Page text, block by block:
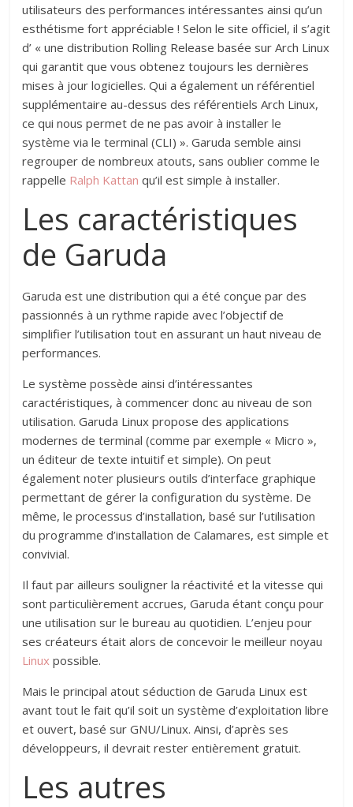
utilisateurs des performances intéressantes ainsi qu’un
esthétisme fort appréciable ! Selon le site officiel, il s’agit
d’ « une distribution Rolling Release basée sur Arch Linux
qui garantit que vous obtenez toujours les dernières
mises à jour logicielles. Qui a également un référentiel
supplémentaire au-dessus des référentiels Arch Linux,
ce qui nous permet de ne pas avoir à installer le
système via le terminal (CLI) ». Garuda semble ainsi
regrouper de nombreux atouts, sans oublier comme le
rappelle Ralph Kattan qu’il est simple à installer.
Les caractéristiques
de Garuda
Garuda est une distribution qui a été conçue par des
passionnés à un rythme rapide avec l’objectif de
simplifier l’utilisation tout en assurant un haut niveau de
performances.
Le système possède ainsi d’intéressantes
caractéristiques, à commencer donc au niveau de son
utilisation. Garuda Linux propose des applications
modernes de terminal (comme par exemple « Micro »,
un éditeur de texte intuitif et simple). On peut
également noter plusieurs outils d’interface graphique
permettant de gérer la configuration du système. De
même, le processus d’installation, basé sur l’utilisation
du programme d’installation de Calamares, est simple et
convivial.
Il faut par ailleurs souligner la réactivité et la vitesse qui
sont particulièrement accrues, Garuda étant conçu pour
une utilisation sur le bureau au quotidien. L’enjeu pour
ses créateurs était alors de concevoir le meilleur noyau
Linux possible.
Mais le principal atout séduction de Garuda Linux est
avant tout le fait qu’il soit un système d’exploitation libre
et ouvert, basé sur GNU/Linux. Ainsi, d’après ses
développeurs, il devrait rester entièrement gratuit.
Les autres